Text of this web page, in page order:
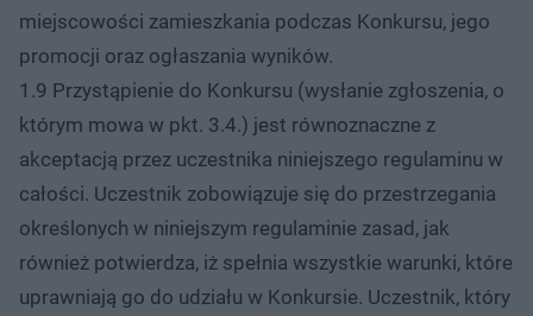
miejscowości zamieszkania podczas Konkursu, jego
promocji oraz ogłaszania wyników.
1.9 Przystąpienie do Konkursu (wysłanie zgłoszenia, o
którym mowa w pkt. 3.4.) jest równoznaczne z
akceptacją przez uczestnika niniejszego regulaminu w
całości. Uczestnik zobowiązuje się do przestrzegania
określonych w niniejszym regulaminie zasad, jak
również potwierdza, iż spełnia wszystkie warunki, które
uprawniają go do udziału w Konkursie. Uczestnik, który